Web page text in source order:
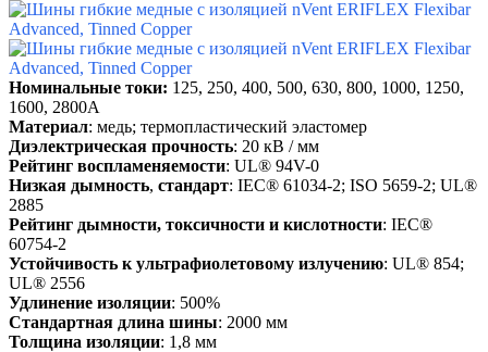
Номинальные токи: 125, 250, 400, 500, 630, 800, 1000, 1250,
1600, 2800А
Материал: медь; термопластический эластомер
Диэлектрическая прочность: 20 кВ / мм
Рейтинг воспламеняемости: UL® 94V-0
Низкая дымность, стандарт: IEC® 61034-2; ISO 5659-2; UL®
2885
Рейтинг дымности, токсичности и кислотности: IEC®
60754-2
Устойчивость к ультрафиолетовому излучению: UL® 854;
UL® 2556
Удлинение изоляции: 500%
Стандартная длина шины: 2000 мм
Толщина изоляции: 1,8 мм